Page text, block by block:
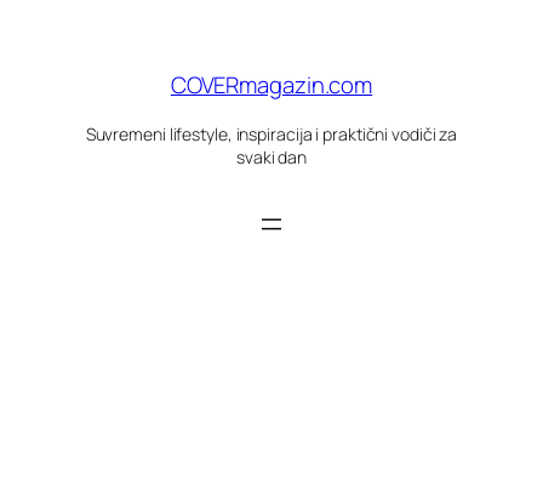
COVERmagazin.com
Suvremeni lifestyle, inspiracija i praktični vodiči za
svaki dan